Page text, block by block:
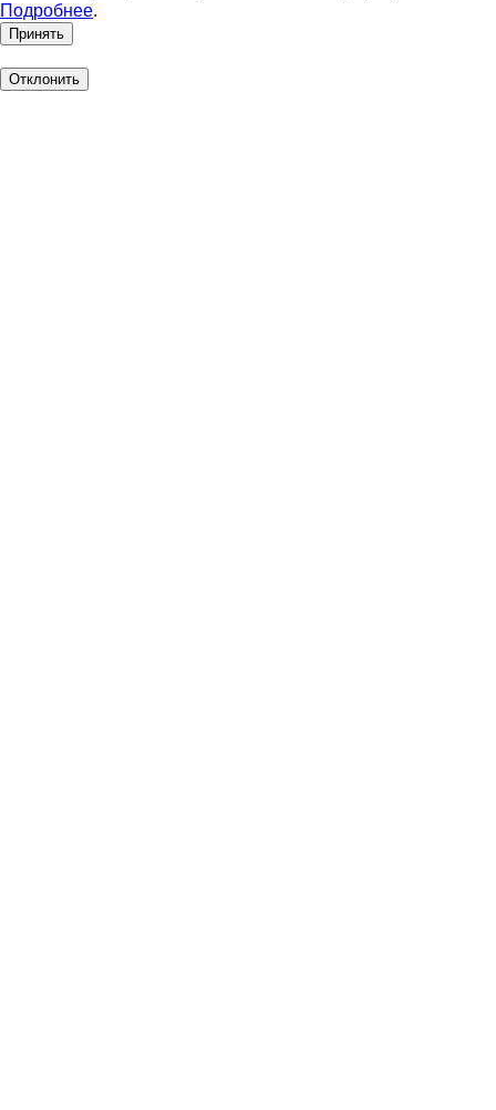
Подробнее.
Принять
Отклонить